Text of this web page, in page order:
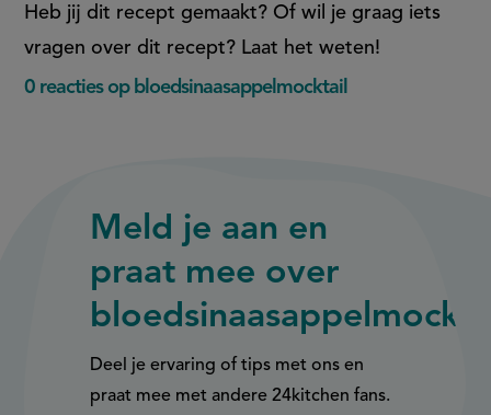
(opent
in
(opent
in
venster,
Heb jij dit recept gemaakt? Of wil je graag iets
vragen over dit recept? Laat het weten!
0 reacties op bloedsinaasappelmocktail
Meld je aan en
praat mee over
Deel je ervaring of tips met ons en
praat mee met andere 24kitchen fans.